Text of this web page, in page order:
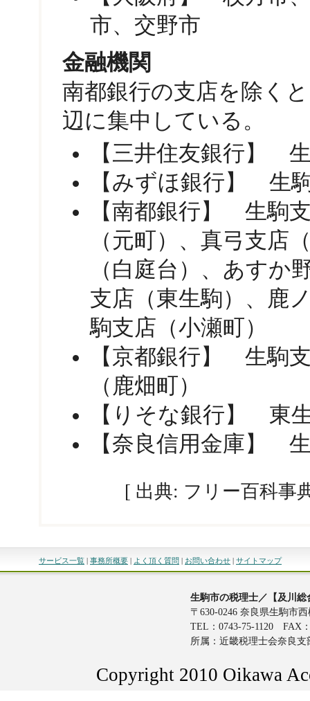
市、交野市
金融機関
南都銀行の支店を除く
辺に集中している。
【三井住友銀行】
【みずほ銀行】 生
【南都銀行】 生駒
（元町）、真弓支店
（白庭台）、あすか
支店（東生駒）、鹿
駒支店（小瀬町）
【京都銀行】 生駒
（鹿畑町）
【りそな銀行】 東
【奈良信用金庫】
[ 出典: フリー百科事
サービス一覧 | 事務所概要 | よく頂く質問 | お問い合わせ | サイトマップ
生駒市の税理士／【及川
〒630-0246 奈良県生駒市
TEL：0743-75-1120 FAX：
所属：近畿税理士会奈良
Copyright 2010 Oikawa